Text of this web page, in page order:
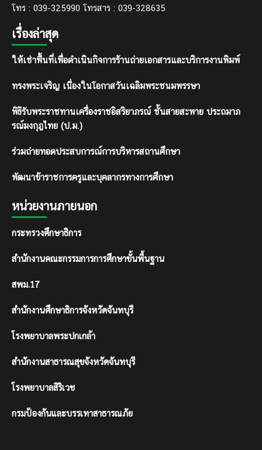
โทร : 039-325990 โทรสาร : 039-328635
เรื่องล่าสุด
ให้เช่าพื้นที่เพื่อดำเนินกิจการร้านถ่ายเอกสารและบริการงานพิมพ์
ทรงพระเจริญ เนื่องในโอกาสวันเฉลิมพระชนมพรรษา
พิธีรับพระราชทานเครื่องราชอิสริยาภรณ์ ชั้นสายสะพาย ประถมาภ
รณ์มงกุฎไทย (ป.ม.)
ร่วมถ่ายทอดประสบการณ์การบริหารสถานศึกษา
พัฒนาข้าราชการครูและบุคลากรทางการศึกษา
หน่วยงานภายนอก
กระทรวงศึกษาธิการ
สำนักงานคณะกรรมการการศึกษาขั้นพื้นฐาน
สพม.17
สำนักงานศึกษาธิการจังหวัดจันทบุรี
โรงพยาบาลพระปกเกล้า
สำนักงานสาธารณสุขจังหวัดจันทบุรี
โรงพยาบาลสิริเวช
กรมป้องกันและบรรเทาสาธารณภัย